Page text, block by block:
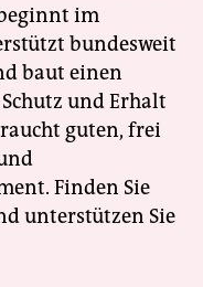
im
bundesweit
baut einen
und Erhalt
guten, frei
Finden Sie
unterstützen Sie